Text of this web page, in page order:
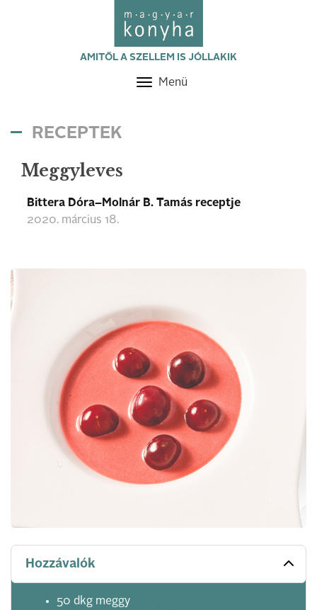
AMITŐL A SZELLEM IS JÓLLAKIK
Toggle
Menü
RECEPTEK
Meggyleves
Bittera Dóra–Molnár B. Tamás receptje
2020. március 18.
Hozzávalók
50 dkg meggy